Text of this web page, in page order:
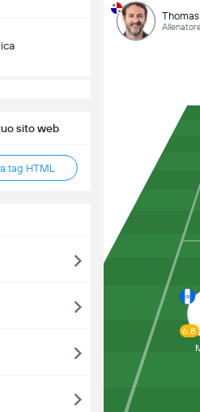
sito web
tag HTML
6.8